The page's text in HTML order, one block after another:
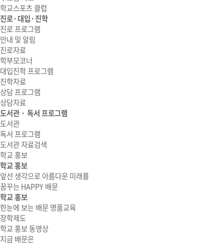
학교스포츠 클럽
진로·대입·진학
진로 프로그램
안내 및 알림
진로자료
학부모코너
대입진학 프로그램
진학자료
상담 프로그램
상담자료
도서관 · 독서 프로그램
도서관
독서 프로그램
도서관 자료검색
학교 홍보
학교 홍보
앞선 생각으로 아름다운 미래를
꿈꾸는 HAPPY 배문
학교 홍보
한눈에 보는 배문 명품교육
장학제도
학교 홍보 동영상
지금 배문은